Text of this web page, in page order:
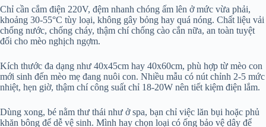
Chỉ cần cắm điện 220V, đệm nhanh chóng ấm lên ở mức vừa phải,
khoảng 30-55°C tùy loại, không gây bỏng hay quá nóng. Chất liệu vải
chống nước, chống cháy, thậm chí chống cào cắn nữa, an toàn tuyệt
đối cho mèo nghịch ngợm.
Kích thước đa dạng như 40x45cm hay 40x60cm, phù hợp từ mèo con
mới sinh đến mèo mẹ đang nuôi con. Nhiều mẫu có nút chỉnh 2-5 mức
nhiệt, hẹn giờ, thậm chí công suất chỉ 18-20W nên tiết kiệm điện lắm.
Dùng xong, bé nằm thư thái như ở spa, bạn chỉ việc lăn bụi hoặc phủ
khăn bông để dễ vệ sinh. Mình hay chọn loại có ống bảo vệ dây để